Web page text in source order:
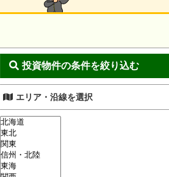
投資物件の条件を絞り込む
エリア・沿線を選択